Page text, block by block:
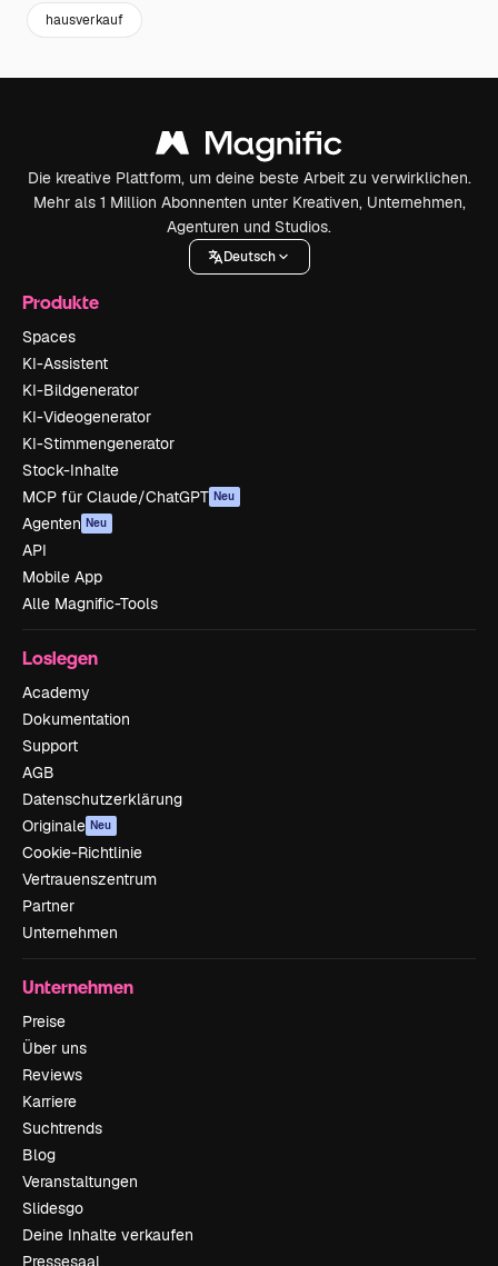
hausverkauf
Die kreative Plattform, um deine beste Arbeit zu verwirklichen.
Mehr als 1 Million Abonnenten unter Kreativen, Unternehmen,
Agenturen und Studios.
Deutsch
Produkte
Spaces
KI-Assistent
KI-Bildgenerator
KI-Videogenerator
KI-Stimmengenerator
Stock-Inhalte
MCP für Claude/ChatGPT Neu
Agenten Neu
API
Mobile App
Alle Magnific-Tools
Loslegen
Academy
Dokumentation
Support
AGB
Datenschutzerklärung
Originale Neu
Cookie-Richtlinie
Vertrauenszentrum
Partner
Unternehmen
Unternehmen
Preise
Über uns
Reviews
Karriere
Suchtrends
Blog
Veranstaltungen
Slidesgo
Deine Inhalte verkaufen
Pressesaal